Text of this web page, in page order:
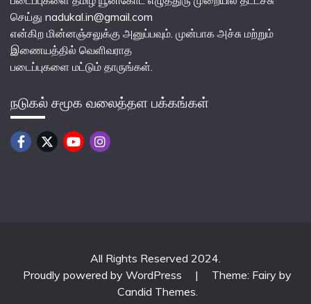
செய்து nadukal.in@gmail.com
என்கிற மின்னஞ்சலுக்கு அனுப்பவும். முன்பாக அச்சு மற்றும்
இணையத்தில் வெளிவராத
படைப்புகளை மட்டும் தாருங்கள்.
நடுகல் சமூக வலைத்தள பக்கங்கள்
All Rights Reserved 2024.
Proudly powered by WordPress
|
Theme: Fairy by
Candid Themes.